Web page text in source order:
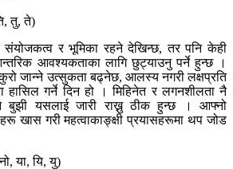
तु, ते)
संयोजकत्व र भूमिका रहने देखिन्छ, तर पनि केही
आवश्यकताका लागि छुट्याउनु पर्ने हुन्छ ।
जान्ने उत्सुकता बढ्नेछ, आलस्य नगरी लक्षप्रति
गर्ने दिन हो । मिहिनेत र लगनशीलता नै
बुझी यसलाई जारी राख्नु ठीक हुन्छ । आफ्नो
खास गरी महत्वाकाङ्क्षी प्रयासहरूमा थप जोड
या, यि, यु)